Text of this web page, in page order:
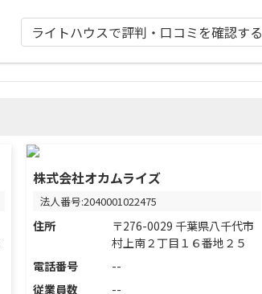
ライトハウスで評判・口コミを確認する
株式会社オカムライズ
法人番号:2040001022475
住所
〒276-0029 千葉県八千代市
村上南２丁目１６番地２５
電話番号
--
従業員数
--